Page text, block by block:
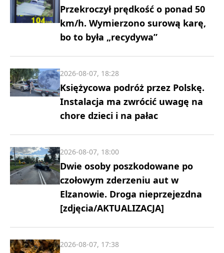
Przekroczył prędkość o ponad 50
km/h. Wymierzono surową karę,
bo to była „recydywa”
Księżycowa podróż przez Polskę.
Instalacja ma zwrócić uwagę na
chore dzieci i na pałac
2026-08-07, 18:28
Dwie osoby poszkodowane po
czołowym zderzeniu aut w
Elzanowie. Droga nieprzejezdna
[zdjęcia/AKTUALIZACJA]
2026-08-07, 18:00
2026-08-07, 17:38